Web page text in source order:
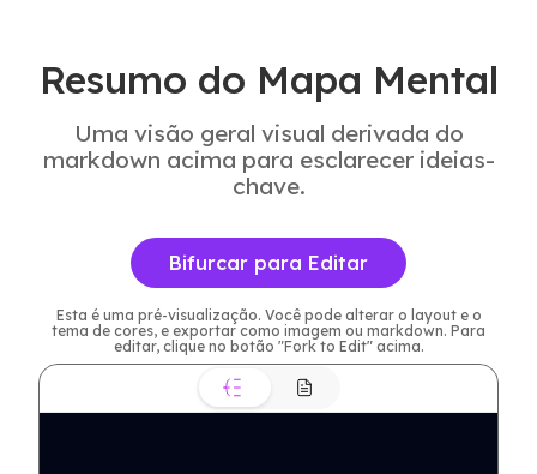
Resumo do Mapa Mental
Uma visão geral visual derivada do
markdown acima para esclarecer ideias-
chave.
Bifurcar para Editar
Esta é uma pré-visualização. Você pode alterar o layout e o
tema de cores, e exportar como imagem ou markdown. Para
editar, clique no botão "Fork to Edit" acima.